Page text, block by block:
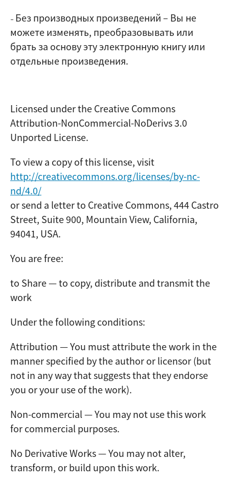
– Без производных произведений– Вы не
можете изменять, преобразовывать или
брать за основу эту электронную книгу или
отдельные произведения.
Licensed under the Creative Commons
Attribution-NonCommercial-NoDerivs 3.0
Unported License.
To view a copy of this license, visit
http://creativecommons.org/licenses/by-nc-
nd/4.0/
or send a letter to Creative Commons, 444 Castro
Street, Suite 900, Mountain View, California,
94041, USA.
You are free:
to Share — to copy, distribute and transmit the
work
Under the following conditions:
Attribution — You must attribute the work in the
manner specified by the author or licensor (but
not in any way that suggests that they endorse
you or your use of the work).
Non-commercial — You may not use this work
for commercial purposes.
No Derivative Works — You may not alter,
transform, or build upon this work.